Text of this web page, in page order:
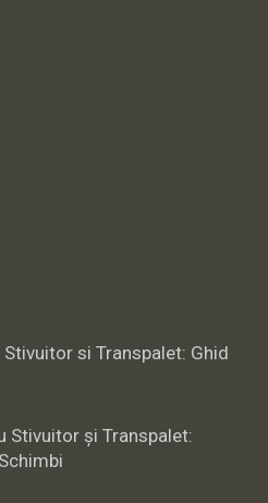
si Transpalet: Ghid
Stivuitor și Transpalet: